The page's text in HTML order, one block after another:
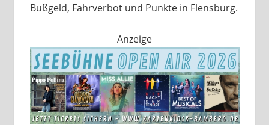
Bußgeld, Fahrverbot und Punkte in Flensburg.
Anzeige